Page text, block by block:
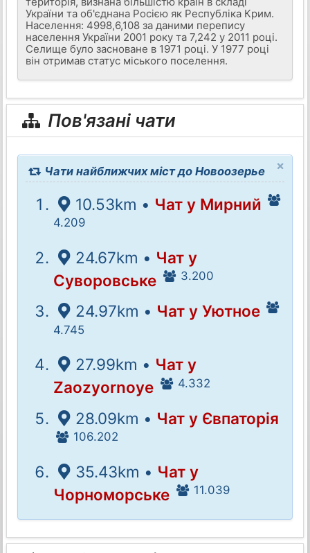
України та об'єднана Росією як Республіка Крим.
Населення: 4998,6,108 за даними перепису
населення України 2001 року та 7,242 у 2011 році.
Селище було засноване в 1971 році. У 1977 році
він отримав статус міського поселення.
Пов'язані чати
×
Чати найближчих міст до Новоозерье
10.53km • Чат у Мирний
4.209
24.67km • Чат у
Суворовське
3.200
24.97km • Чат у Уютное
4.745
27.99km • Чат у
Zaozyornoye
4.332
28.09km • Чат у Євпаторія
106.202
35.43km • Чат у
Чорноморське
11.039